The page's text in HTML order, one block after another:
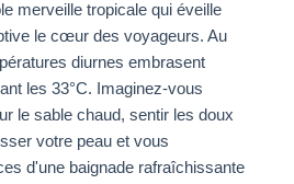
merveille tropicale qui éveille
le cœur des voyageurs. Au
diurnes embrasent
les 33°C. Imaginez-vous
le sable chaud, sentir les doux
votre peau et vous
d'une baignade rafraîchissante